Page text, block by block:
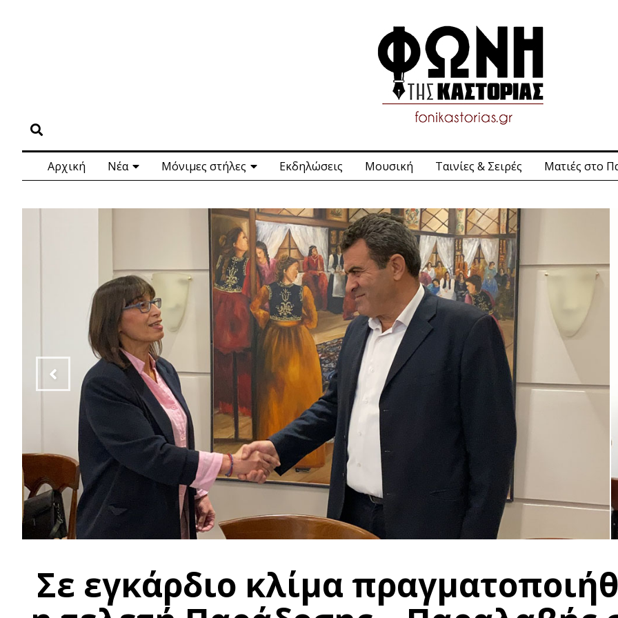
Αρχική Νέα Μόνιμες στήλες Εκδηλώσεις Μουσική Ταινίες & Σειρές Ματιές στο
Σε εγκάρδιο κλίμα